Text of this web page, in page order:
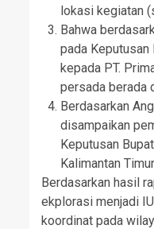
lokasi kegiatan
Bahwa
pada Keputusan
kepada PT.
persada berada
Berdasarkan
disampaikan
Keputusan
Kalimantan
Berdasarkan hasil
ekplorasi menjadi
koordinat pada